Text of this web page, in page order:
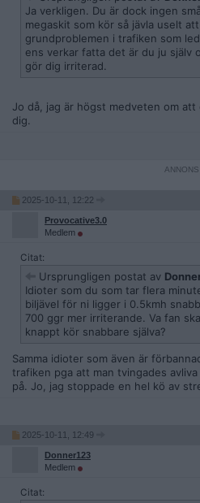
Ja verkligen. Du är dock ingen
megaskit som kör så jävla uselt
grundproblemen i trafiken som
ens verkar fatta det är du ju själv
gör dig irriterad.
Jo då, jag är högst medveten om
dig.
2025-10-11, 12:22
Provocative3.0
Medlem
Citat:
Ursprungligen postat av
Idioter som du som tar flera
biljävel för ni ligger i 0.5kmh
700 ggr mer irriterande. Va fan
knappt kör snabbare själva?
Samma idioter som även är
trafiken pga att man tvingades
på. Jo, jag stoppade en hel kö av
2025-10-11, 12:49
Donner123
Medlem
Citat: